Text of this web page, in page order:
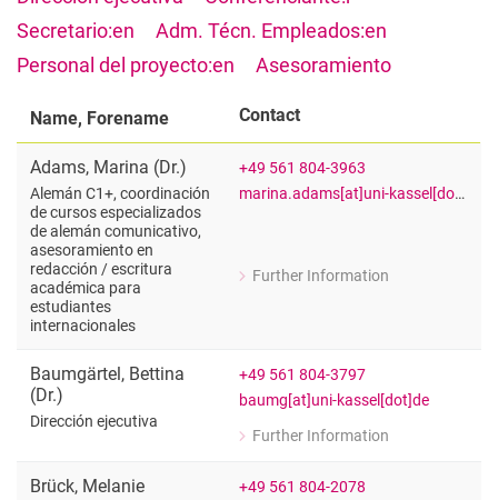
Vacantes
Mapa del campus y cómo llegar
Secretario:en
Adm. Técn. Empleados:en
Personal del proyecto:en
Asesoramiento
Name, Forename Contact
Adams, Marina (Dr.)
Alemán C1+, coordinación
de cursos especializados
de alemán comunicativo,
asesoramiento en
redacción /​ escritura
académica para
estudiantes
internacionales
+49 561 804-3963
marina.adams[at]uni-kassel[dot]de
Further Information
for Marina Adams (Dr.)
Baumgärtel, Bettina
(Dr.)
Dirección ejecutiva
+49 561 804-3797
baumg[at]uni-kassel[dot]de
Further Information
for Bettina Baumgärtel (Dr.)
Brück, Melanie
+49 561 804-2078